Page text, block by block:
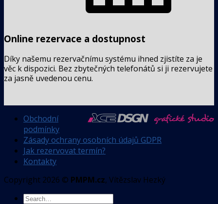
Online rezervace a dostupnost
Díky našemu rezervačnímu systému ihned zjistíte za je
věc k dispozici. Bez zbytečných telefonátů si ji rezervujete
za jasně uvedenou cenu.
Obchodní
podmínky
Zásady ochrany osobních údajů GDPR
Jak rezervovat termín?
Kontakty
Copyright 2026 © PMPM.cz, Vítězslav Hezký